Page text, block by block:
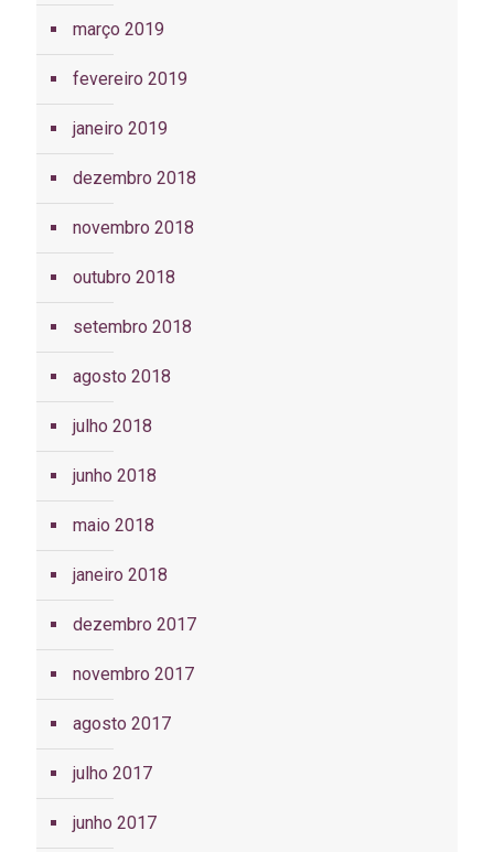
março 2019
fevereiro 2019
janeiro 2019
dezembro 2018
novembro 2018
outubro 2018
setembro 2018
agosto 2018
julho 2018
junho 2018
maio 2018
janeiro 2018
dezembro 2017
novembro 2017
agosto 2017
julho 2017
junho 2017